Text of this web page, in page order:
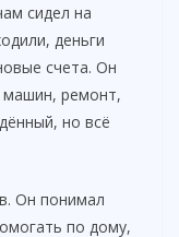
сидел на
деньги
счета. Он
машин, ремонт,
но всё
Он понимал
по дому,